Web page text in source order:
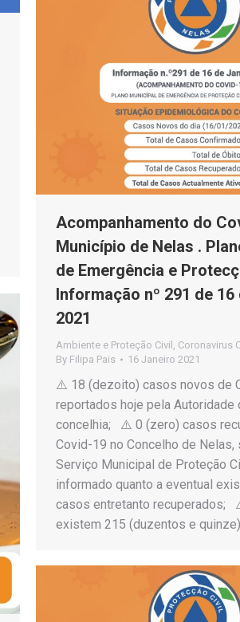
Acompanhamento do
Município de Nelas .
de Emergência e
Informação nº 291 de
2021
Ambiente e Proteção Civil Coronavirus
By Filipa Pais 16 Janeiro 2021
⚠️ 18 (dezoito) casos novos de
reportados hoje pela Autoridade
concelhia; ⚠️ 0 (zero) casos
Covid-19 no Concelho de Nelas,
Serviço Municipal de Proteção
informado quanto a eventual
casos entretanto recuperados;
existem 215 (duzentos e quinze)